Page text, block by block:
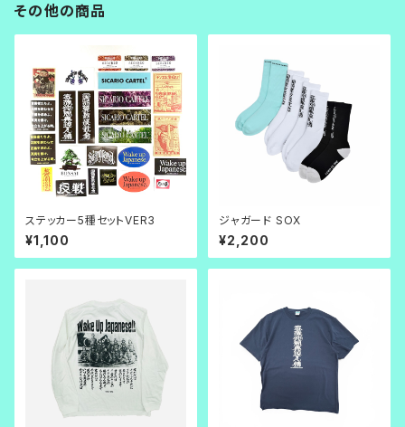
その他の商品
ステッカー5種セットVER3
¥1,100
ジャガード SOX
¥2,200